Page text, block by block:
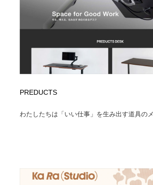
PREDUCTS
わたしたちは「いい仕事」を生み出す道具の